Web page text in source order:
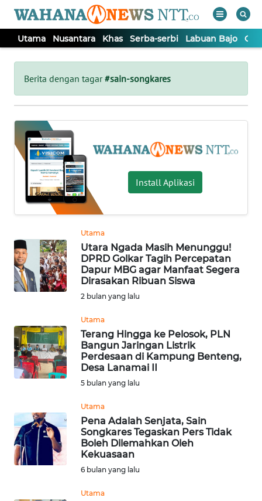
Utama Nusantara Khas Serba-serbi Labuan Bajo
Berita dengan tagar#sain-songkares
Install Aplikasi
Utama
Utara Ngada Masih Menunggu!
DPRD Golkar Tagih Percepatan
Dapur MBG agar Manfaat Segera
Dirasakan Ribuan Siswa
2 bulan yang lalu
Utama
Terang Hingga ke Pelosok, PLN
Bangun Jaringan Listrik
Perdesaan di Kampung Benteng,
Desa Lanamai II
5 bulan yang lalu
Utama
Pena Adalah Senjata, Sain
Songkares Tegaskan Pers Tidak
Boleh Dilemahkan Oleh
Kekuasaan
6 bulan yang lalu
Utama
Tutup
UTAMA
NUSANTARA
KHAS
SERBA-
SERBI
LABUAN
BAJO
Informasi
INDEKS
BERITA
INFO
IKLAN